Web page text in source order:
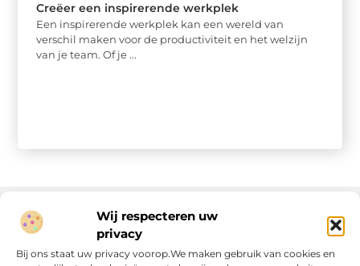
Wij respecteren uw
privacy
Bij ons staat uw privacy voorop.We maken gebruik van cookies en
Creëer een inspirerende werkplek
Een inspirerende werkplek kan een wereld van
verschil maken voor de productiviteit en het welzijn
van je team. Of je ...
Onze informatie